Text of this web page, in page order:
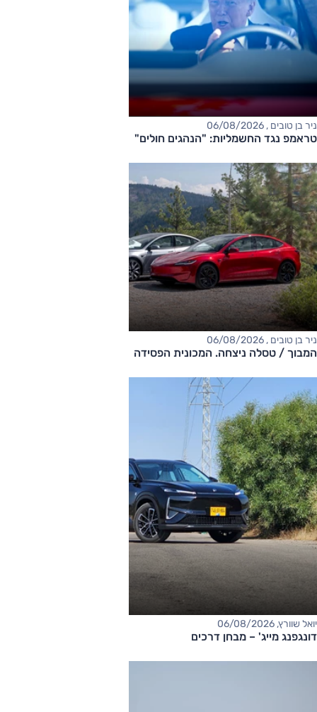
ניר בן טובים , 06/08/2026
טראמפ נגד החשמליות: "הנהגים חולים"
ניר בן טובים , 06/08/2026
המבוך / טסלה ניצחה. המכונית הפסידה
יואל שוורץ, 06/08/2026
דונגפנג מייג' – מבחן דרכים